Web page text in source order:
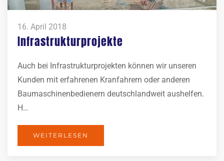
16. April 2018
Infrastrukturprojekte
Auch bei Infrastrukturprojekten können wir unseren
Kunden mit erfahrenen Kranfahrern oder anderen
Baumaschinenbedienern deutschlandweit aushelfen.
H…
WEITERLESEN